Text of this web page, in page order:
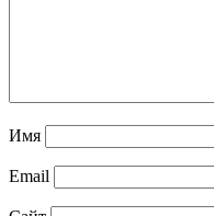
Имя
Email